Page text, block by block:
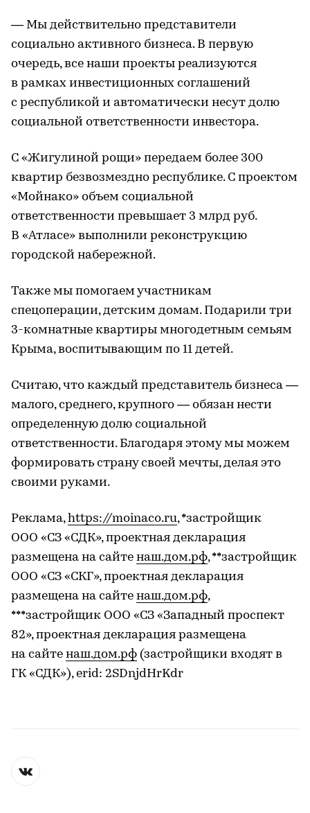
— Мы действительно представители
социально активного бизнеса. В первую
очередь, все наши проекты реализуются
в рамках инвестиционных соглашений
с республикой и автоматически несут долю
социальной ответственности инвестора.
С «Жигулиной рощи» передаем более 300
квартир безвозмездно республике. С проектом
«Мойнако» объем социальной
ответственности превышает 3 млрд руб.
В «Атласе» выполнили реконструкцию
городской набережной.
Также мы помогаем участникам
спецоперации, детским домам. Подарили три
3-комнатные квартиры многодетным семьям
Крыма, воспитывающим по 11 детей.
Считаю, что каждый представитель бизнеса —
малого, среднего, крупного — обязан нести
определенную долю социальной
ответственности. Благодаря этому мы можем
формировать страну своей мечты, делая это
своими руками.
Реклама,https://moinaco.ru, *застройщик
ООО «СЗ «СДК», проектная декларация
размещена на сайте наш.дом.рф, **застройщик
ООО «СЗ «СКГ», проектная декларация
размещена на сайте наш.дом.рф,
***застройщик ООО «СЗ «Западный проспект
82», проектная декларация размещена
на сайте наш.дом.рф (застройщики входят в ​
ГК «СДК»), erid: 2SDnjdHrKdr